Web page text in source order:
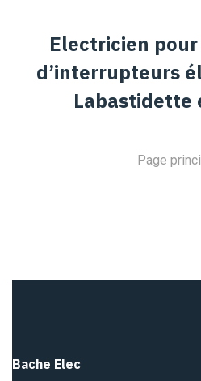
Electricien
d’interrupteurs
Labastidette
Page
Bache Elec